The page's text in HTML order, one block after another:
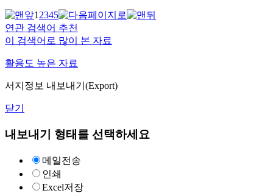
12345
연관 검색어 추천
이 검색어로 많이 본 자료
활용도 높은 자료
서지정보 내보내기(Export)
닫기
내보내기 형태를 선택하세요
메일전송
인쇄
Excel저장